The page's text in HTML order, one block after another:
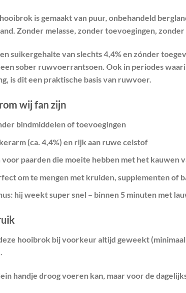
is gemaakt van puur, onbehandeld
Zonder melasse, zonder toevoegingen,
suikergehalte van slechts4,4%en zónder
sober ruwvoerrantsoen. Ook in periodes
is dit een praktische basis van ruwvoer.
wij fan zijn
bindmiddelen of toevoegingen
(ca. 4,4%) en rijk aan ruwe celstof
paarden die moeite hebben met het kauwen
om te mengen met kruiden, supplementen of
hij weekt super snel – binnen 5 minuten met
hooibrok bij voorkeur altijd geweekt
handje droog voeren kan, maar voor de